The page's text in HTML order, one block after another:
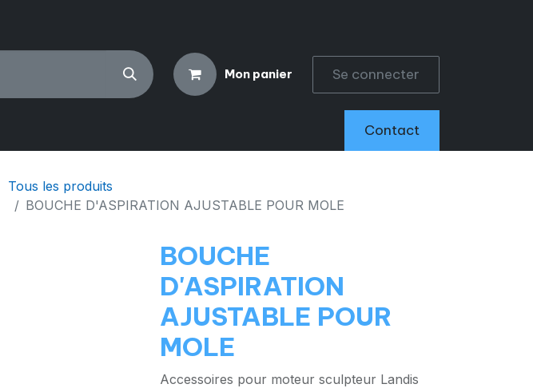
Mon panier Se connecter
Contact
Tous les produits
BOUCHE D'ASPIRATION AJUSTABLE POUR MOLE
BOUCHE
D'ASPIRATION
AJUSTABLE POUR
MOLE
Accessoires pour moteur sculpteur Landis